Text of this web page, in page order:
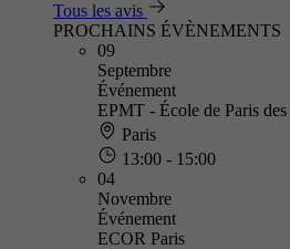
Tous les avis
PROCHAINS ÉVÈNEMENTS
09
Septembre
Événement
EPMT - École de Paris
Paris
13:00 - 15:00
04
Novembre
Événement
ECOR Paris